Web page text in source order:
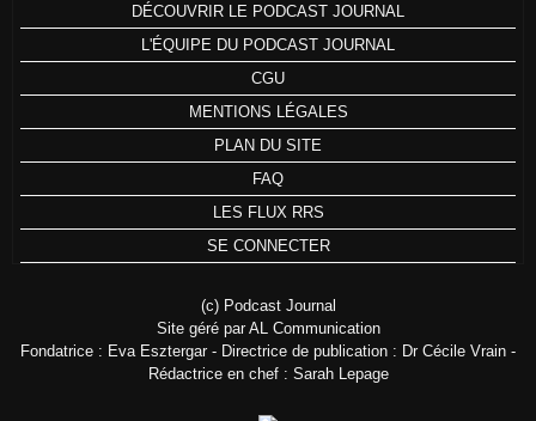
DÉCOUVRIR LE PODCAST JOURNAL
L'ÉQUIPE DU PODCAST JOURNAL
CGU
MENTIONS LÉGALES
PLAN DU SITE
FAQ
LES FLUX RRS
SE CONNECTER
(c) Podcast Journal
Site géré par AL Communication
Fondatrice : Eva Esztergar - Directrice de publication : Dr Cécile Vrain -
Rédactrice en chef : Sarah Lepage